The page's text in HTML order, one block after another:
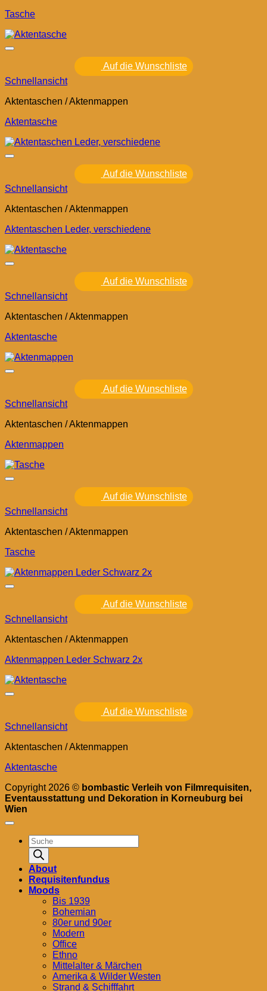
Tasche
Auf die Wunschliste
Schnellansicht
Aktentaschen / Aktenmappen
Aktentasche
Auf die Wunschliste
Schnellansicht
Aktentaschen / Aktenmappen
Aktentaschen Leder, verschiedene
Auf die Wunschliste
Schnellansicht
Aktentaschen / Aktenmappen
Aktentasche
Auf die Wunschliste
Schnellansicht
Aktentaschen / Aktenmappen
Aktenmappen
Auf die Wunschliste
Schnellansicht
Aktentaschen / Aktenmappen
Tasche
Auf die Wunschliste
Schnellansicht
Aktentaschen / Aktenmappen
Aktenmappen Leder Schwarz 2x
Auf die Wunschliste
Schnellansicht
Aktentaschen / Aktenmappen
Aktentasche
Copyright 2026 © bombastic Verleih von Filmrequisiten,
Eventausstattung und Dekoration in Korneuburg bei
Wien
Products
search
About
Requisitenfundus
Moods
Bis 1939
Bohemian
80er und 90er
Modern
Office
Ethno
Mittelalter & Märchen
Amerika & Wilder Westen
Strand & Schifffahrt